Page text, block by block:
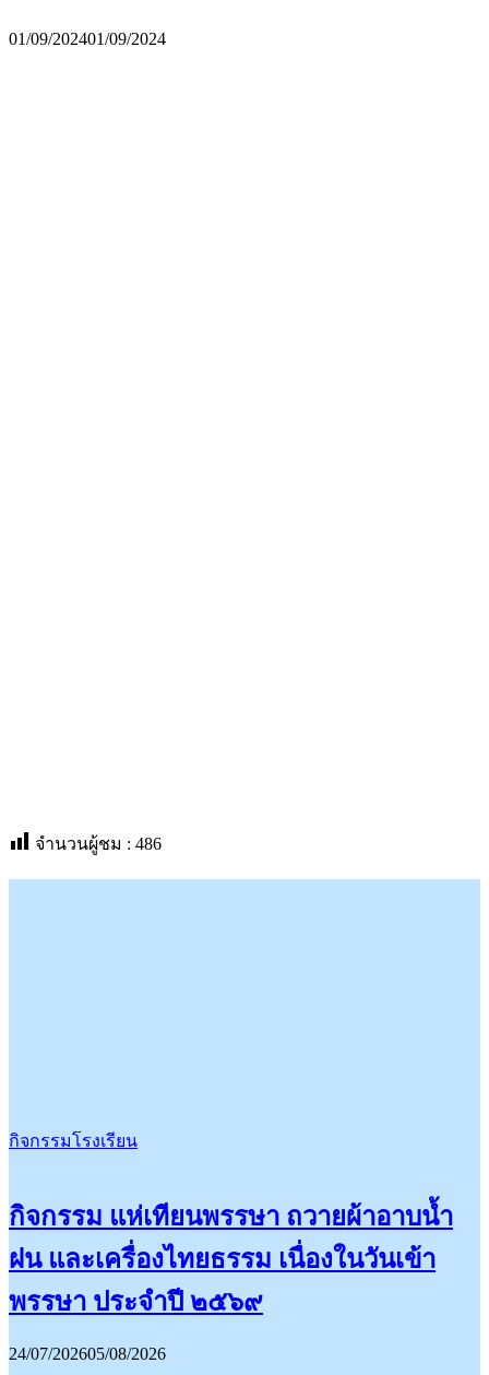
01/09/202401/09/2024
จำนวนผู้ชม : 486
กิจกรรมโรงเรียน
กิจกรรม แห่เทียนพรรษา ถวายผ้าอาบน้ำ
ฝน และเครื่องไทยธรรม เนื่องในวันเข้า
พรรษา ประจำปี ๒๕๖๙
24/07/202605/08/2026